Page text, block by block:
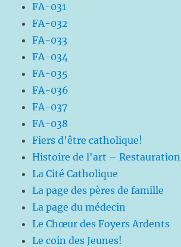
FA-031
FA-032
FA-033
FA-034
FA-035
FA-036
FA-037
FA-038
Fiers d'être catholique!
Histoire de l'art – Restauration
La Cité Catholique
La page des pères de famille
La page du médecin
Le Chœur des Foyers Ardents
Le coin des Jeunes!